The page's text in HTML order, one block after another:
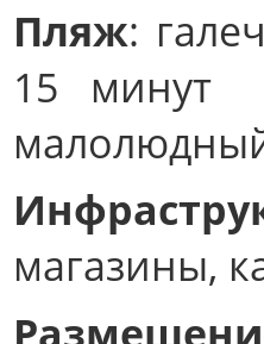
Пляж:
15 минут
магазины,